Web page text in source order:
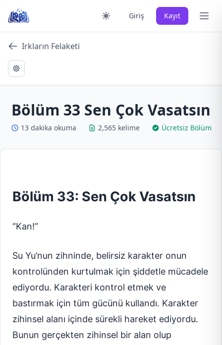
content
Giriş Kayıt Ana
Irkların Felaketi
Bölüm 33 Sen Çok Vasatsın
13 dakika okuma 2,565 kelime Ücretsiz Bölüm
Bölüm 33: Sen Çok Vasatsın
“Kan!”
Su Yu’nun zihninde, belirsiz karakter onun
kontrolünden kurtulmak için şiddetle mücadele
ediyordu. Karakteri kontrol etmek ve
bastırmak için tüm gücünü kullandı. Karakter
zihinsel alanı içinde sürekli hareket ediyordu.
Bunun gerçekten zihinsel bir alan olup